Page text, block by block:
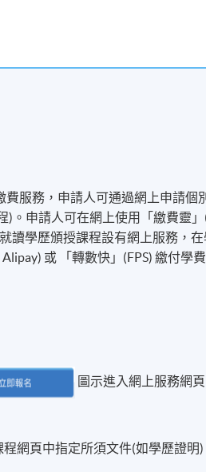
服務，申請人可通過網上申請個
申請人可在網上使用「繳費靈」
讀學歷頒授課程設有網上服務，
或 「轉數快」(FPS) 繳付學費
圖示進入網上服務網
網頁中指定所須文件(如學歷證明)